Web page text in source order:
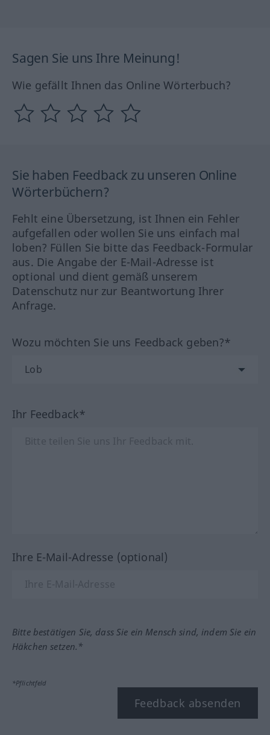
Sagen Sie uns Ihre Meinung!
Wie gefällt Ihnen das Online Wörterbuch?
Sie haben Feedback zu unseren Online
Wörterbüchern?
Fehlt eine Übersetzung, ist Ihnen ein Fehler
aufgefallen oder wollen Sie uns einfach mal
loben? Füllen Sie bitte das Feedback-Formular
aus. Die Angabe der E-Mail-Adresse ist
optional und dient gemäß unserem
Datenschutz nur zur Beantwortung Ihrer
Anfrage.
Wozu möchten Sie uns Feedback geben?*
Ihr Feedback*
Ihre E-Mail-Adresse (optional)
Bitte bestätigen Sie, dass Sie ein Mensch sind, indem Sie ein
Häkchen setzen.*
*Pflichtfeld
Feedback absenden